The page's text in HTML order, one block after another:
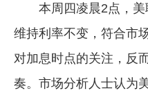
本周四凌晨2点，美
维持利率不变，符合市
对加息时点的关注，反
奏。市场分析人士认为